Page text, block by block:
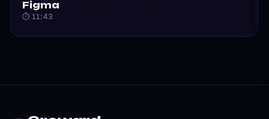
Figma
⏱ 11:43